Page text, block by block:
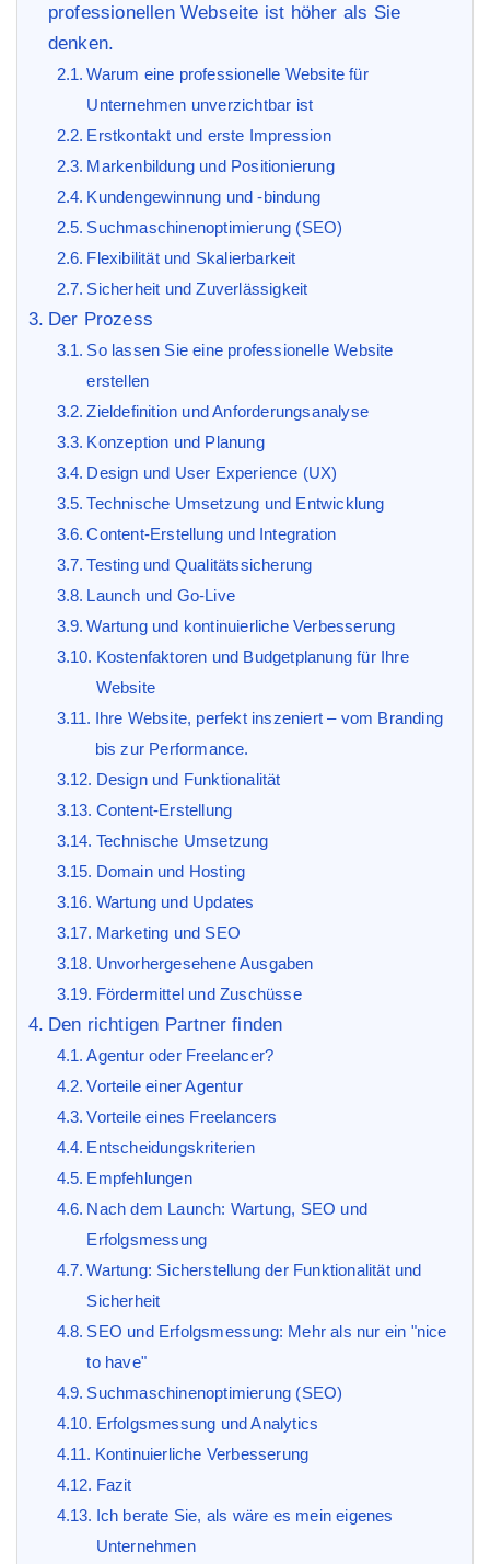
professionellen Webseite ist höher als Sie
denken.
Warum eine professionelle Website für
Unternehmen unverzichtbar ist
Erstkontakt und erste Impression
Markenbildung und Positionierung
Kundengewinnung und -bindung
Suchmaschinenoptimierung (SEO)
Flexibilität und Skalierbarkeit
Sicherheit und Zuverlässigkeit
Der Prozess
So lassen Sie eine professionelle Website
erstellen
Zieldefinition und Anforderungsanalyse
Konzeption und Planung
Design und User Experience (UX)
Technische Umsetzung und Entwicklung
Content-Erstellung und Integration
Testing und Qualitätssicherung
Launch und Go-Live
Wartung und kontinuierliche Verbesserung
Kostenfaktoren und Budgetplanung für Ihre
Website
Ihre Website, perfekt inszeniert – vom Branding
bis zur Performance.
Design und Funktionalität
Content-Erstellung
Technische Umsetzung
Domain und Hosting
Wartung und Updates
Marketing und SEO
Unvorhergesehene Ausgaben
Fördermittel und Zuschüsse
Den richtigen Partner finden
Agentur oder Freelancer?
Vorteile einer Agentur
Vorteile eines Freelancers
Entscheidungskriterien
Empfehlungen
Nach dem Launch: Wartung, SEO und
Erfolgsmessung
Wartung: Sicherstellung der Funktionalität und
Sicherheit
SEO und Erfolgsmessung: Mehr als nur ein "nice
to have"
Suchmaschinenoptimierung (SEO)
Erfolgsmessung und Analytics
Kontinuierliche Verbesserung
Fazit
Ich berate Sie, als wäre es mein eigenes
Unternehmen